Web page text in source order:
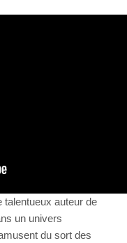
talentueux auteur de
un univers
du sort des